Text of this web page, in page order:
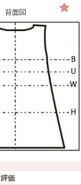
背面図
評価